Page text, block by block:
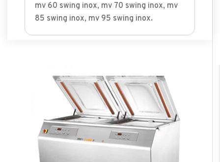
mv 60 swing inox, mv 70 swing inox, mv
85 swing inox, mv 95 swing inox.